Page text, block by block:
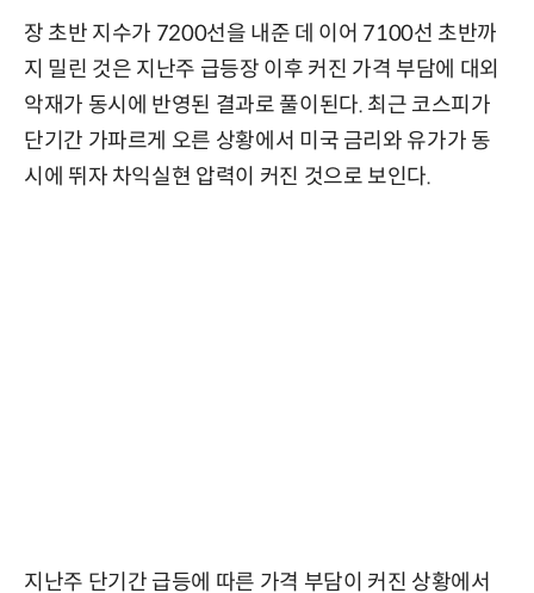
장 초반 지수가 7200선을 내준 데 이어 7100선 초반까
지 밀린 것은 지난주 급등장 이후 커진 가격 부담에 대외
악재가 동시에 반영된 결과로 풀이된다. 최근 코스피가
단기간 가파르게 오른 상황에서 미국 금리와 유가가 동
시에 뛰자 차익실현 압력이 커진 것으로 보인다.
지난주 단기간 급등에 따른 가격 부담이 커진 상황에서